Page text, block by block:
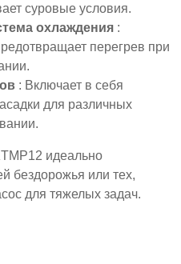
суровые условия.
охлаждения :
перегрев при
: Включает в себя
для различных
идеально
бездорожья или тех,
для тяжелых задач.